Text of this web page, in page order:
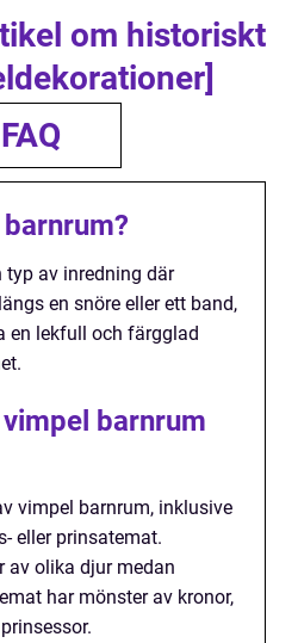
om historiskt
FAQ
typ av inredning där
en snöre eller ett band,
en lekfull och färgglad
barnrum
vimpel barnrum, inklusive
eller prinsatemat.
av olika djur medan
har mönster av kronor,